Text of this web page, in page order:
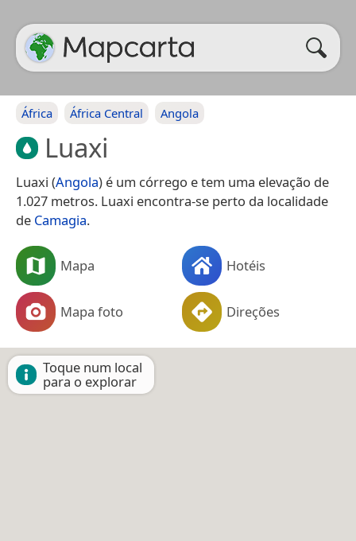
África África Central Angola
Luaxi
Luaxi (Angola) é um córrego e tem uma elevação de
1.027 metros. Luaxi encontra-se perto da localidade
de Camagia.
Mapa Hotéis
Mapa foto Direções
Toque num local
para o explorar